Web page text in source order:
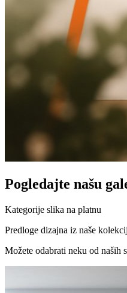
Pogledajte našu
Kategorije slika na platnu
Predloge dizajna iz naše
Možete odabrati neku od